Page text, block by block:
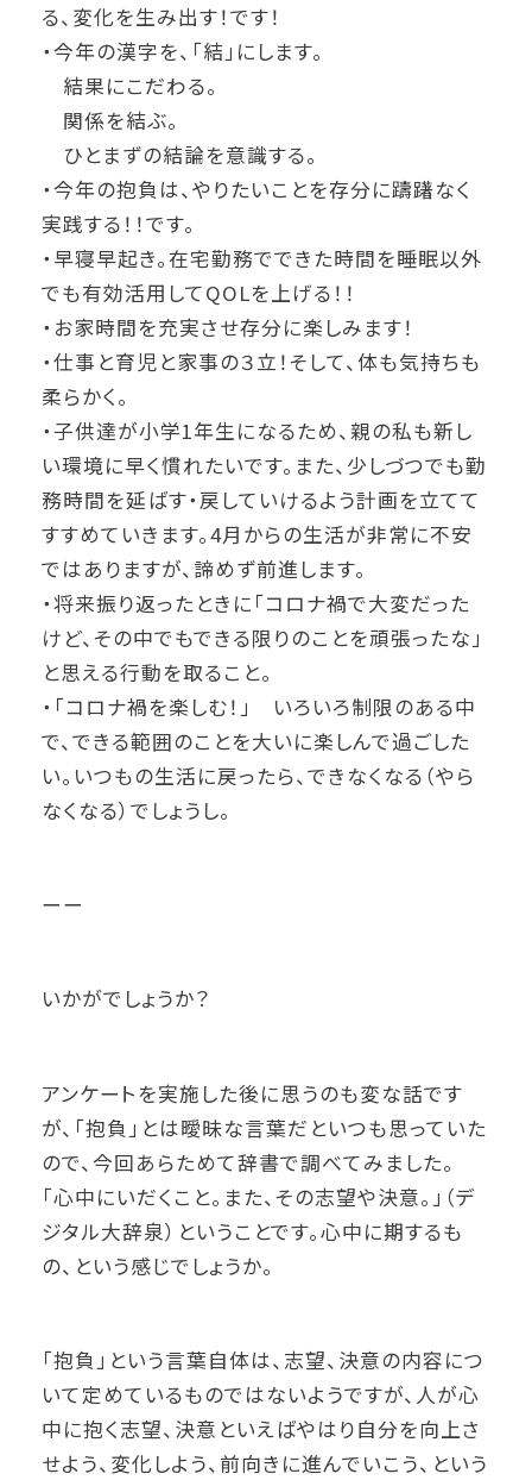
る、変化を生み出す！です！
・今年の漢字を、「結」にします。
結果にこだわる。
関係を結ぶ。
ひとまずの結論を意識する。
・今年の抱負は、やりたいことを存分に躊躇なく
実践する！！です。
・早寝早起き。在宅勤務でできた時間を睡眠以外
でも有効活用してQOLを上げる！！
・お家時間を充実させ存分に楽しみます！
・仕事と育児と家事の３立！そして、体も気持ちも
柔らかく。
・子供達が小学1年生になるため、親の私も新し
い環境に早く慣れたいです。また、少しづつでも勤
務時間を延ばす・戻していけるよう計画を立てて
すすめていきます。4月からの生活が非常に不安
ではありますが、諦めず前進します。
・将来振り返ったときに「コロナ禍で大変だった
けど、その中でもできる限りのことを頑張ったな」
と思える行動を取ること。
・「コロナ禍を楽しむ！」 いろいろ制限のある中
で、できる範囲のことを大いに楽しんで過ごした
い。いつもの生活に戻ったら、できなくなる（やら
なくなる）でしょうし。
ーー
いかがでしょうか？
アンケートを実施した後に思うのも変な話です
が、「抱負」とは曖昧な言葉だといつも思っていた
ので、今回あらためて辞書で調べてみました。
「心中にいだくこと。また、その志望や決意。」（デ
ジタル大辞泉）ということです。心中に期するも
の、という感じでしょうか。
「抱負」という言葉自体は、志望、決意の内容につ
いて定めているものではないようですが、人が心
中に抱く志望、決意といえばやはり自分を向上さ
せよう、変化しよう、前向きに進んでいこう、という